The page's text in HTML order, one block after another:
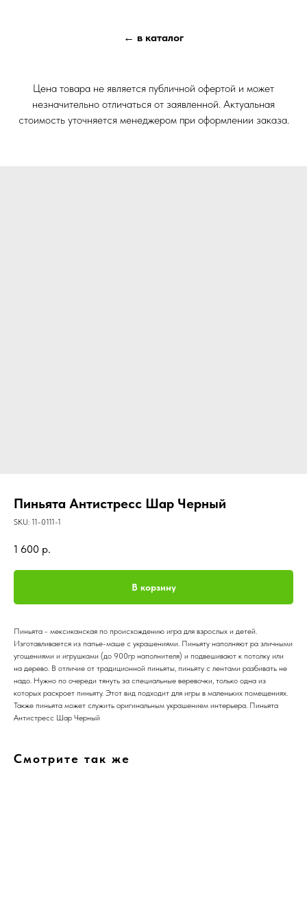
← в каталог
Цена товара не является публичной офертой и может
незначительно отличаться от заявленной. Актуальная
стоимость уточняется менеджером при оформлении заказа.
Пиньята Антистресс Шар Черный
SKU: 11-0111-1
1 600 р.
В корзину
Пиньята - мексиканская по происхождению игра для взрослых и детей.
Изготавливается из папье-маше с украшениями. Пиньяту наполняют ра зличными
угощениями и игрушками (до 900гр наполнителя) и подвешивают к потолку или
на дерево. В отличие от традиционной пиньяты, пиньяту с лентами разбивать не
надо. Нужно по очереди тянуть за специальные веревочки, только одна из
которых раскроет пиньяту. Этот вид подходит для игры в маленьких помещениях.
Также пиньята может служить оригинальным украшением интерьера. Пиньята
Антистресс Шар Черный
Смотрите так же